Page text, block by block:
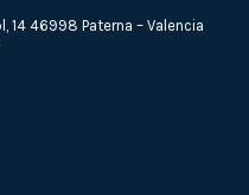
14 46998 Paterna – Valencia